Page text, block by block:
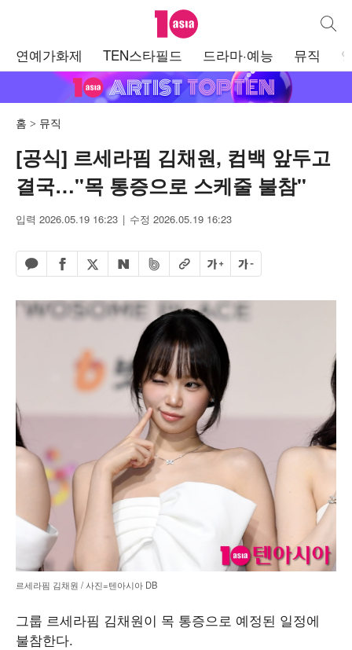
텐아시아 통합
연예가화제 TEN스타필드 드라마·예능 뮤직
홈 뮤직
[공식] 르세라핌 김채원, 컴백 앞두고
결국…"목 통증으로 스케줄 불참"
입력 2026.05.19 16:23 수정 2026.05.19 16:23
카카오톡 공유하기
페이스북 공유하기
엑스 공유하기
네이버 공유하기
밴드 공유하기
URL복사글자 크게글자 작게
르세라핌 김채원 / 사진=텐아시아 DB
그룹 르세라핌 김채원이 목 통증으로 예정된 일정에
불참한다.